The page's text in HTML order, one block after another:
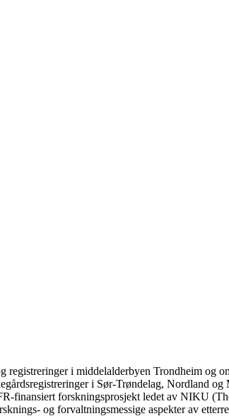
registreringer i middelalderbyen Trondheim og
i Sør-Trøndelag, Nordland og
finansiert forskningsprosjekt ledet av NIKU
og forvaltningsmessige aspekter av